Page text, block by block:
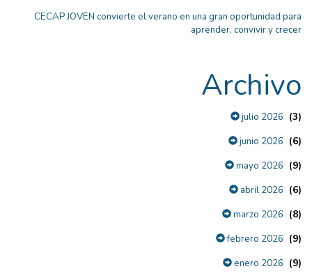
CECAP JOVEN convierte el verano en una gran oportunidad para
aprender, convivir y crecer
Archivo
julio 2026 (3)
junio 2026 (6)
mayo 2026 (9)
abril 2026 (6)
marzo 2026 (8)
febrero 2026 (9)
enero 2026 (9)